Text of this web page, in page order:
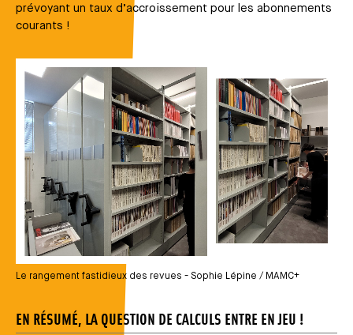
prévoyant un taux d’accroissement pour les abonnements
courants !
Média
Le rangement fastidieux des revues - Sophie Lépine / MAMC+
EN RÉSUMÉ, LA QUESTION DE CALCULS ENTRE EN JEU !